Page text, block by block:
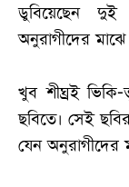
ডুবিয়েছেন দুই
অনুরাগীদের মাঝে
খুব শীঘ্রই ভিকি-
ছবিতে। সেই
যেন